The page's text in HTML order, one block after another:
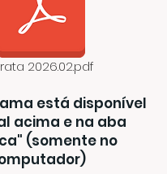
2026.02.pdf
está disponível
acima e na aba
(somente no